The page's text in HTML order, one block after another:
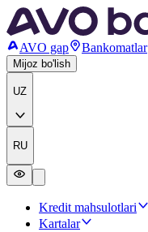
AVO gap Bankomatlar
Mijoz bo'lish
UZ
RU
Kredit mahsulotlari
Kartalar